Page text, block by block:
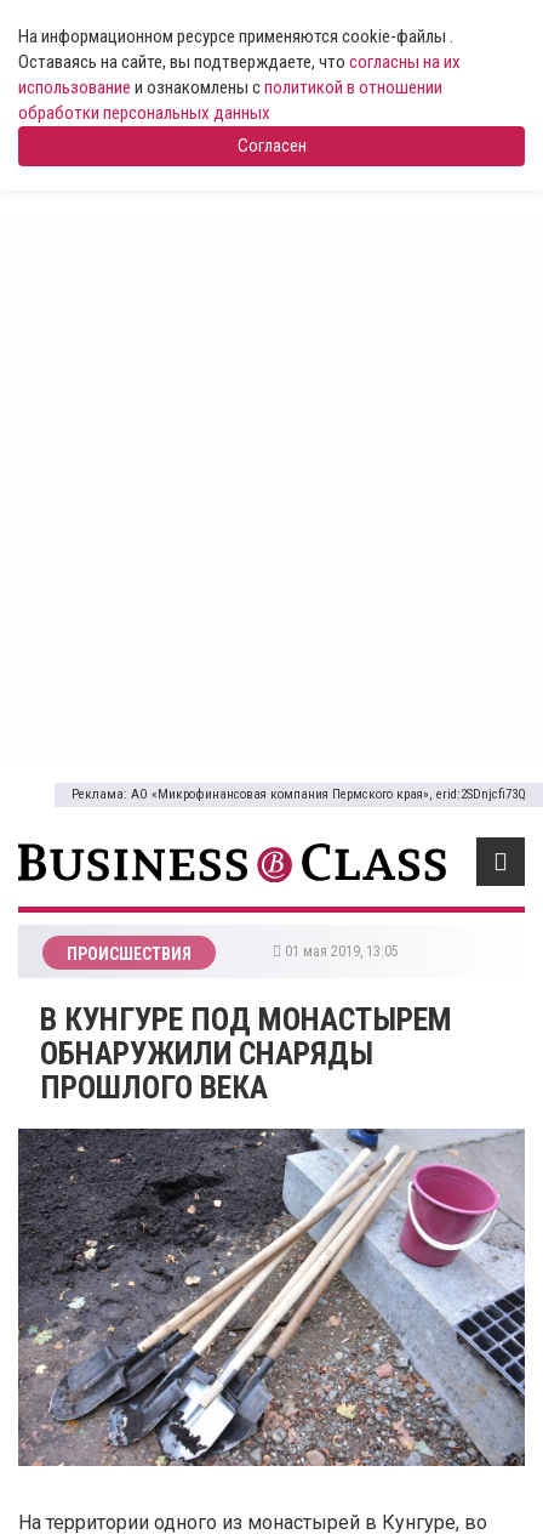
На информационном ресурсе применяются cookie-файлы .
Оставаясь на сайте, вы подтверждаете, что согласны на их
использование и ознакомлены сполитикой в отношении
обработки персональных данных
Согласен
Реклама: АО «Микрофинансовая компания Пермского края», erid:2SDnjcfi73Q
ПРОИСШЕСТВИЯ 01 мая 2019, 13:05
В КУНГУРЕ ПОД МОНАСТЫРЕМ
ОБНАРУЖИЛИ СНАРЯДЫ
ПРОШЛОГО ВЕКА
На территории одного из монастырей в Кунгуре, во